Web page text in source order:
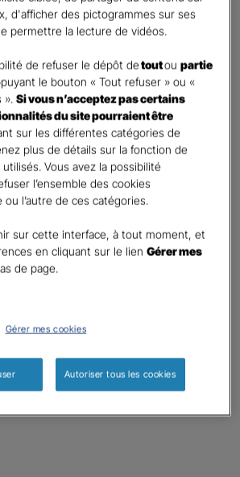
d’un contrat Retraite ? *
professionnel ?*
non salarié)
?
d'épargne à long terme qui vous permet d'obtenir une
:
Gan assurances ?*
d'afficher des pictogrammes sur ses
permettre la lecture de vidéos.
de refuser le dépôt detoutoupartie
le bouton « Tout refuser » ou «
».Si vous n’acceptez pas certains
du site pourraient être
sur les différentes catégories de
plus de détails sur la fonction de
Vous avez la possibilité
l’ensemble des cookies
ou l’autre de ces catégories.
sur cette interface, à tout moment, et
en cliquant sur le lienGérer mes
de page.
Gérer mes cookies
Autoriser tous les cookies